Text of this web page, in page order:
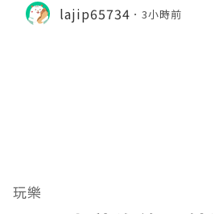
lajip65734 3小時前
玩樂